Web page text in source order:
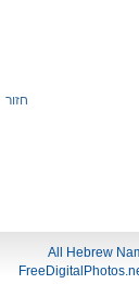
חזור
All Hebrew